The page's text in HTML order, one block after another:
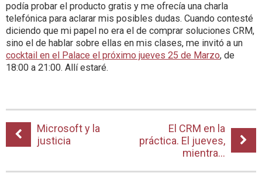
podía probar el producto gratis y me ofrecía una charla
telefónica para aclarar mis posibles dudas. Cuando contesté
diciendo que mi papel no era el de comprar soluciones CRM,
sino el de hablar sobre ellas en mis clases, me invitó a un
cocktail en el Palace el próximo jueves 25 de Marzo, de
18:00 a 21:00. Allí estaré.
Microsoft y la
justicia
El CRM en la
práctica. El jueves,
mientra...